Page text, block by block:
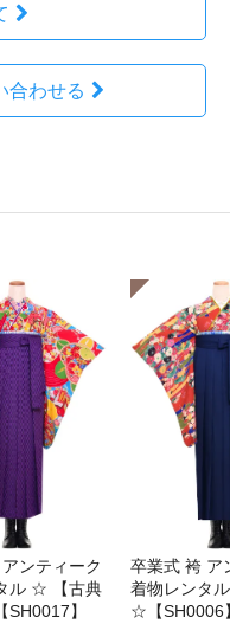
合わせる
ンティーク
ル ☆ 【古典
SH0017】
卒業式 袴 ア
着物レンタル
☆【SH0006